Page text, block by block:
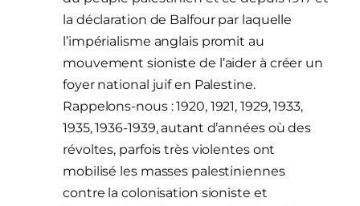
la déclaration de Balfour par laquelle
l’impérialisme anglais promit au
mouvement sioniste de l’aider à créer un
foyer national juif en Palestine.
Rappelons-nous : 1920, 1921, 1929, 1933,
1935, 1936-1939, autant d’années où des
révoltes, parfois très violentes ont
mobilisé les masses palestiniennes
contre la colonisation sioniste et